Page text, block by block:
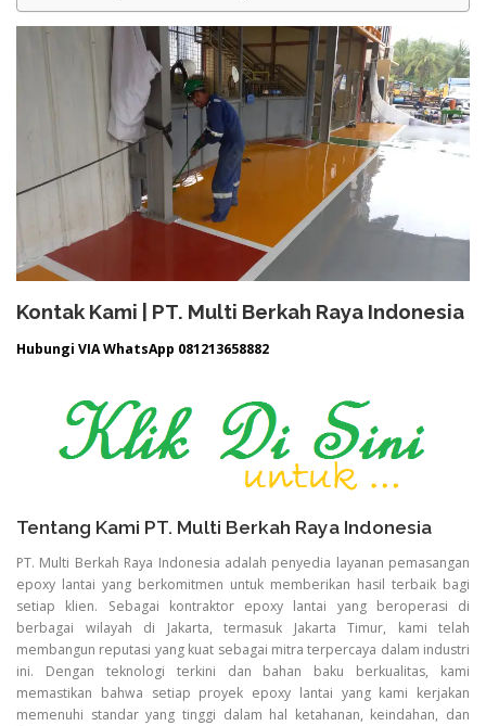
Kontak Kami | PT. Multi Berkah Raya Indonesia
Hubungi VIA WhatsApp 081213658882
Tentang Kami PT. Multi Berkah Raya Indonesia
PT. Multi Berkah Raya Indonesia adalah penyedia layanan pemasangan
epoxy lantai yang berkomitmen untuk memberikan hasil terbaik bagi
setiap klien. Sebagai kontraktor epoxy lantai yang beroperasi di
berbagai wilayah di Jakarta, termasuk Jakarta Timur, kami telah
membangun reputasi yang kuat sebagai mitra terpercaya dalam industri
ini. Dengan teknologi terkini dan bahan baku berkualitas, kami
memastikan bahwa setiap proyek epoxy lantai yang kami kerjakan
memenuhi standar yang tinggi dalam hal ketahanan, keindahan, dan